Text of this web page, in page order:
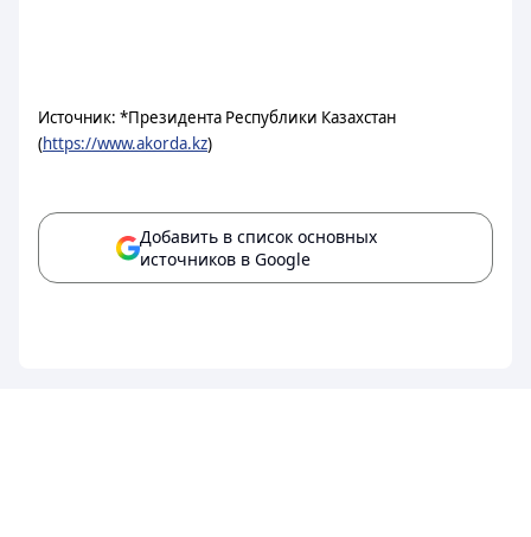
Источник: *Президента Республики Казахстан
(https://www.akorda.kz)
Добавить в список основных
источников в Google